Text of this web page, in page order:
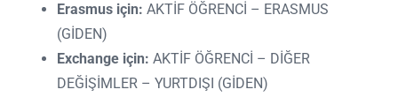
Erasmus için: AKTİF ÖĞRENCİ – ERASMUS
(GİDEN)
Exchange için: AKTİF ÖĞRENCİ – DİĞER
DEĞİŞİMLER – YURTDIŞI (GİDEN)